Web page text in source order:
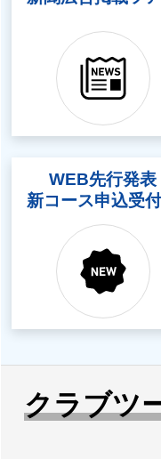
WEB先行発表
新コース申込受
クラブツ